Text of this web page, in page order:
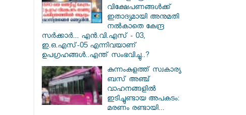
വിക്ഷേപണങ്ങൾക്ക്
ഇതാദ്യമായി അനുമതി
നൽകാതെ കേന്ദ്ര
സർക്കാർ... എൻ.വി.എസ് - 03,
ഇ.ഒ.എസ്-05 എന്നിവയാണ്
ഉപഗ്രഹങ്ങൾ..എന്ത് സംഭവിച്ചു..?
കുന്നംകുളത്ത് സ്വകാര്യ
ബസ് അഞ്ച്
വാഹനങ്ങളിൽ
ഇടിച്ചുണ്ടായ അപകടം:
മരണം രണ്ടായി...